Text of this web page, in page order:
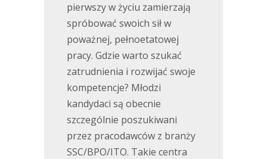
pierwszy w życiu zamierzają
spróbować swoich sił w
poważnej, pełnoetatowej
pracy. Gdzie warto szukać
zatrudnienia i rozwijać swoje
kompetencje? Młodzi
kandydaci są obecnie
szczególnie poszukiwani
przez pracodawców z branży
SSC/BPO/ITO. Takie centra